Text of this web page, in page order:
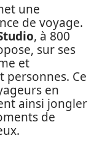
une
de voyage.
, à 800
sur ses
et
personnes. Ce
en
ainsi jongler
de